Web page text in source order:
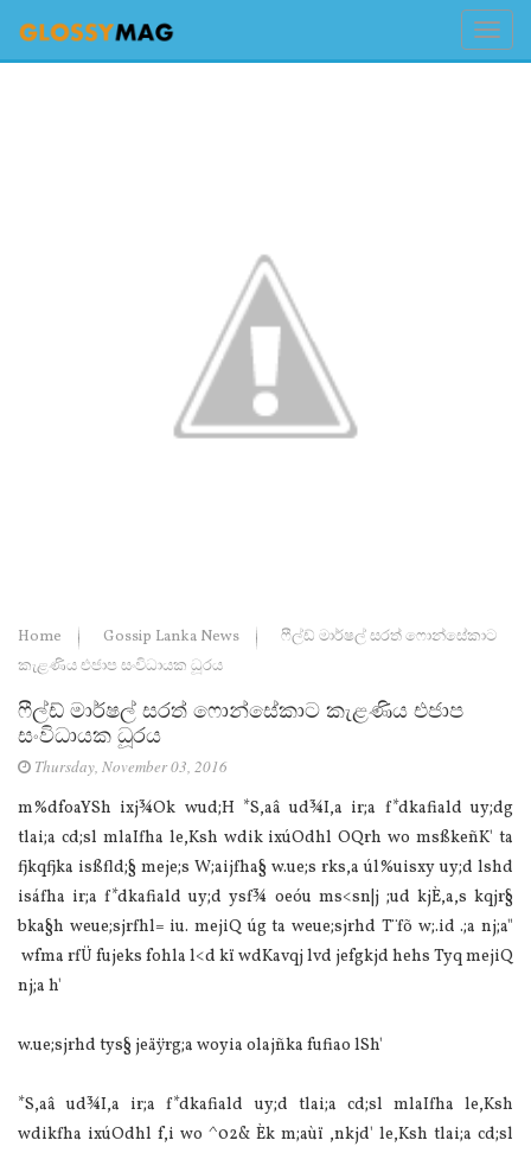
Home Gossip Lanka News
ෆීල්ඩ් මාර්ෂල් සරත් ෆොන්සේකාට
කැළණිය එජාප සංවිධායක ධූරය
ෆීල්ඩ් මාර්ෂල් සරත් ෆොන්සේකාට කැළණිය එජාප
සංවිධායක ධූරය
Thursday, November 03, 2016
m%dfoaYSh ixj¾Ok wud;H *S,aâ ud¾I,a ir;a f*dkafiald uy;dg
tlai;a cd;sl mla‍Ifha le,Ksh wdik ixúOdhl OQrh wo msßkeñK' ta
fjkqfjka isßfld;§ meje;s W;aijfha§ w.ue;s rks,a úl%uisxy uy;d lshd
isáfha ir;a f*dkafiald uy;d ysf¾ oeóu ms<sn|j ;ud kjÈ,a,s kqjr§
bka§h weue;sjrfhl= iu. mejiQ úg ta weue;sjrhd T¨fõ w;.id .;a nj;a"
wfma rfÜ fujeks fohla l<d kï wdKavqj lvd jefgkjd hehs Tyq mejiQ
nj;a h'
w.ue;sjrhd tys§ jeäÿrg;a woyia olajñka fufiao lSh'
*S,aâ ud¾I,a ir;a f*dkafiald uy;d tlai;a cd;sl mlaIfha le,Ksh
wdikfha ixúOdhl f,i wo ^02& Èk m;aùï ,nkjd' le,Ksh tlai;a cd;sl